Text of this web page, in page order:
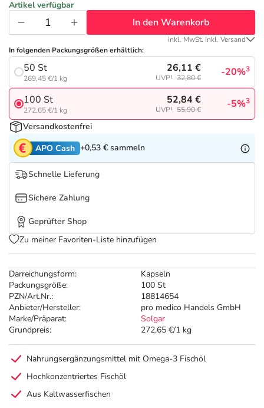
Tierapotheke
Vitamine & Mineralstoffe
Marken
Salus Deals
Darreichungsform:
Kapseln
Packungsgröße:
100 St
PZN/Art.Nr.:
18814654
Anbieter/Hersteller:
pro medico Handels GmbH
Marke/Präparat:
Solgar
Grundpreis:
272,65 €/1 kg
Artikel verfügbar
In den Warenkorb
inkl. MwSt. inkl. Versand
In folgenden Packungsgrößen erhältlich:
50 St
269,45 €/1 kg
26,11 €
UVP¹ 32,80 € -20%3
100 St
272,65 €/1 kg
52,84 €
UVP¹ 55,90 € -5%3
Versandkostenfrei
APO Cash +0,53 € sammeln
Schnelle Lieferung
Sichere Zahlung
Geprüfter Shop
Zu meiner Favoriten-Liste hinzufügen
Nahrungsergänzungsmittel mit Omega-3 Fischöl
Hochkonzentriertes Fischöl
Aus Kaltwasserfischen